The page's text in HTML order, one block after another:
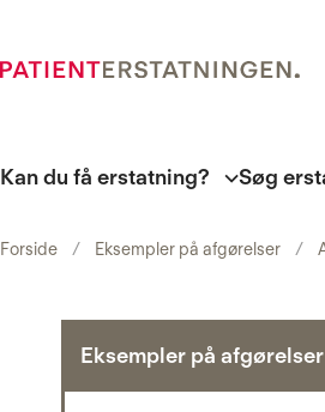
Kan du få erstatning? Søg
Forside Eksempler på afgørelser
Eksempler på afgørelser